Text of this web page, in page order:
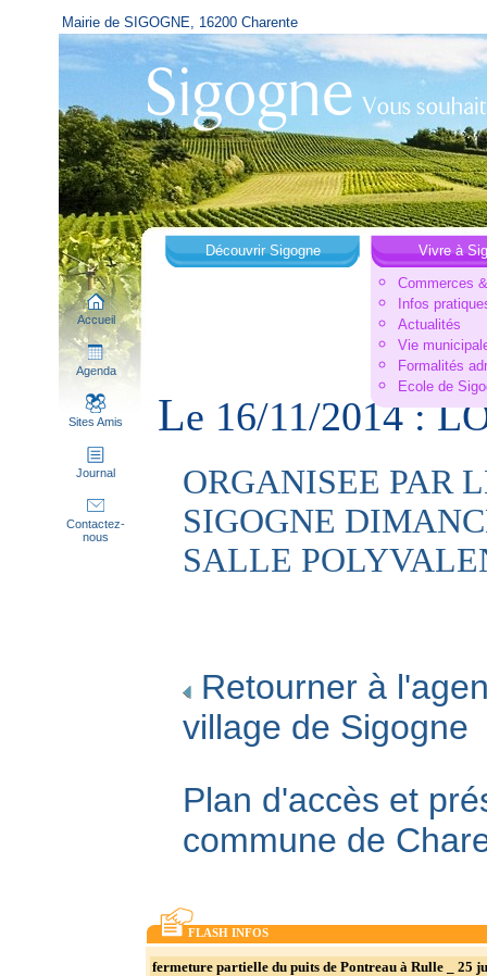
Mairie de SIGOGNE, 16200 Charente
Accueil
Agenda
Sites Amis
Journal
Contactez-
nous
Découvrir Sigogne
Vivre à
Commerces
Infos
Actualités
Vie
Formalités
Ecole de
Le 16/11/2014 :
ORGANISEE PAR
SIGOGNE
SALLE
Retourner à
village de Sigogne
Plan d'accès et
commune de
FLASH INFOS
fermeture partielle du puits de Pontreau à Rulle _ 25